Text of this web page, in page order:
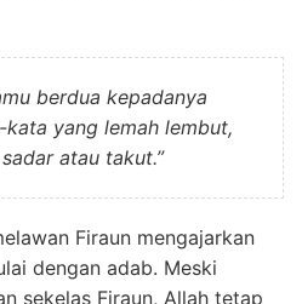
berdua kepadanya
yang lemah lembut,
atau takut.”
Firaun mengajarkan
dengan adab. Meski
sekelas Firaun, Allah tetap